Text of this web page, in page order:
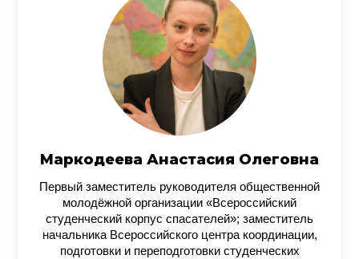
Маркодеева Анастасия Олеговна
Первый заместитель руководителя общественной
молодёжной организации «Всероссийский
студенческий корпус спасателей»; заместитель
начальника Всероссийского центра координации,
подготовки и переподготовки студенческих